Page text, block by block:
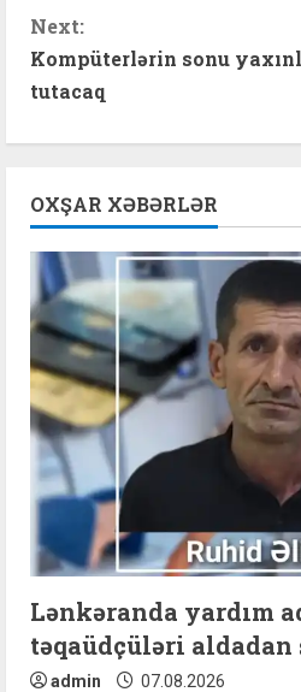
n
t
i
n
u
e
R
e
a
d
i
n
g
Next:
Kompüterlərin sonu
tutacaq
OXŞAR XƏBƏRLƏR
Lənkəranda yardım
təqaüdçüləri aldadan
admin 07.08.2026